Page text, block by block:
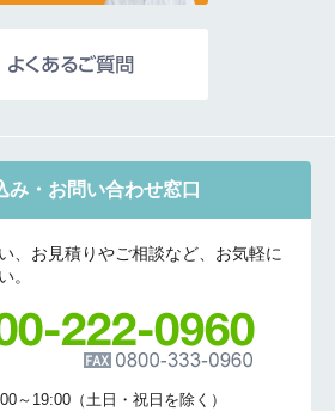
み・お問い合わせ窓口
、お見積りやご相談など、お気軽に
。
～19:00（土日・祝日を除く）